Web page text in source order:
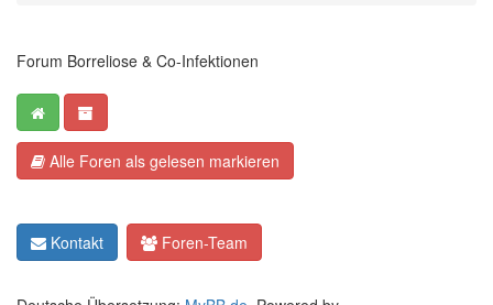
Forum Borreliose & Co-Infektionen
Alle Foren als gelesen markieren
Kontakt Foren-Team